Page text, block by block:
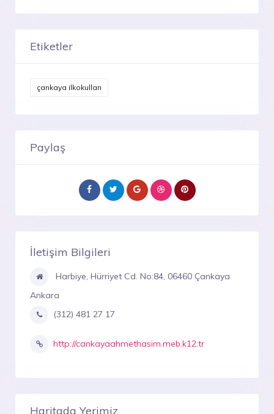
Etiketler
çankaya ilkokulları
Paylaş
İletişim Bilgileri
Harbiye, Hürriyet Cd. No:84, 06460 Çankaya
Ankara
(312) 481 27 17
http://cankayaahmethasim.meb.k12.tr
Haritada Yerimiz